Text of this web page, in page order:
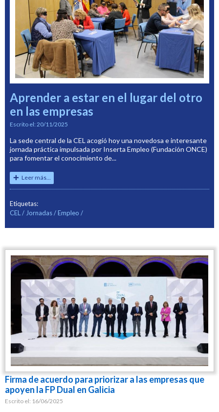
Aprender a estar en el lugar del otro
en las empresas
Escrito el: 20/11/2025
La sede central de la CEL acogió hoy una novedosa e interesante
jornada práctica impulsada por Inserta Empleo (Fundación ONCE)
para fomentar el conocimiento de...
Leer más...
Etiquetas:
CEL
Jornadas Empleo
Firma de acuerdo para priorizar a las empresas que
apoyen la FP Dual en Galicia
Escrito el: 16/06/2025